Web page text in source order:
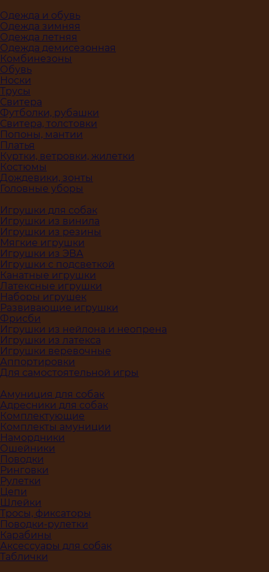
Одежда и обувь
Одежда зимняя
Одежда летняя
Одежда демисезонная
Комбинезоны
Обувь
Носки
Трусы
Свитера
Футболки, рубашки
Свитера, толстовки
Попоны, мантии
Платья
Куртки, ветровки, жилетки
Костюмы
Дождевики, зонты
Головные уборы
Игрушки для собак
Игрушки из винила
Игрушки из резины
Мягкие игрушки
Игрушки из ЭВА
Игрушки с подсветкой
Канатные игрушки
Латексные игрушки
Наборы игрушек
Развивающие игрушки
Фрисби
Игрушки из нейлона и неопрена
Игрушки из латекса
Игрушки веревочные
Аппортировки
Для самостоятельной игры
Амуниция для собак
Адресники для собак
Комплектующие
Комплекты амуниции
Намордники
Ошейники
Поводки
Ринговки
Рулетки
Цепи
Шлейки
Тросы, фиксаторы
Поводки-рулетки
Карабины
Аксессуары для собак
Таблички